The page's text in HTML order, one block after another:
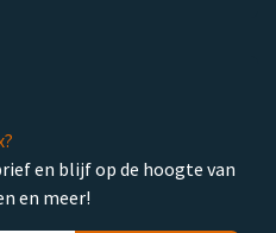
en blijf op de hoogte van
en meer!